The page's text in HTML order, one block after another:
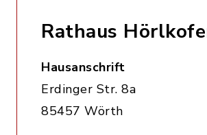
Rathaus
Hausanschrift
Erdinger Str. 8a
85457 Wörth